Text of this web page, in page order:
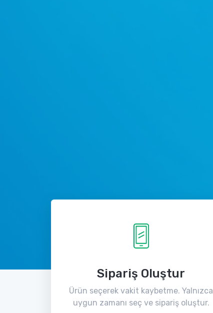
Sipariş Oluştur
Ürün seçerek vakit kaybetme. Yalnızca
uygun zamanı seç ve sipariş oluştur.